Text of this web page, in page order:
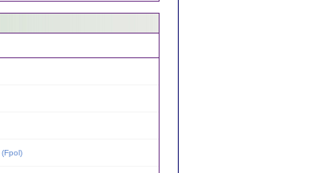
(Fpol)